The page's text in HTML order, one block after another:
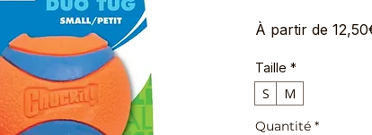
À partir de
Taille *
S M
Quantité *